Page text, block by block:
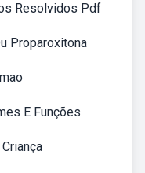
Resolvidos Pdf
Proparoxitona
E Funções